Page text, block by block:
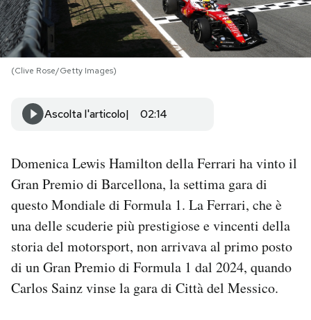
I MIEI PREFERITI
SHOP
CALENDARIO
Notifiche mobile
Regala il Post
Hai bisogno di aiuto?
Esci
(Clive Rose/Getty Images)
Ascolta l'articolo 02:14
Domenica Lewis Hamilton della Ferrari ha vinto il
Gran Premio di Barcellona, la settima gara di
questo Mondiale di Formula 1. La Ferrari, che è
una delle scuderie più prestigiose e vincenti della
storia del motorsport, non arrivava al primo posto
di un Gran Premio di Formula 1 dal 2024, quando
Carlos Sainz vinse la gara di Città del Messico.